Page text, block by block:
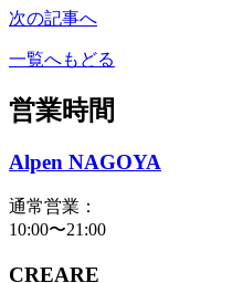
次の記事へ
一覧へもどる
営業時間
Alpen NAGOYA
通常営業：
10:00〜21:00
CREARE